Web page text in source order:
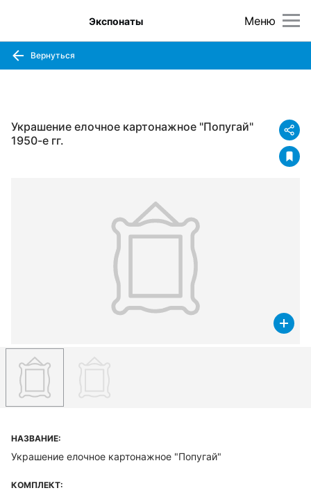
Меню
Экспонаты
Вернуться
Украшение елочное картонажное "Попугай"
1950-е гг.
НАЗВАНИЕ:
Украшение елочное картонажное "Попугай"
КОМПЛЕКТ: